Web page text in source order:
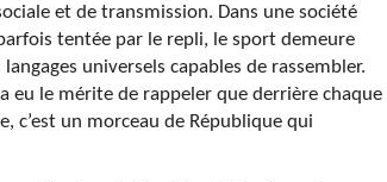
et de transmission. Dans une société
tentée par le repli, le sport demeure
langages universels capables de rassembler.
eu le mérite de rappeler que derrière chaque
c’est un morceau de République qui